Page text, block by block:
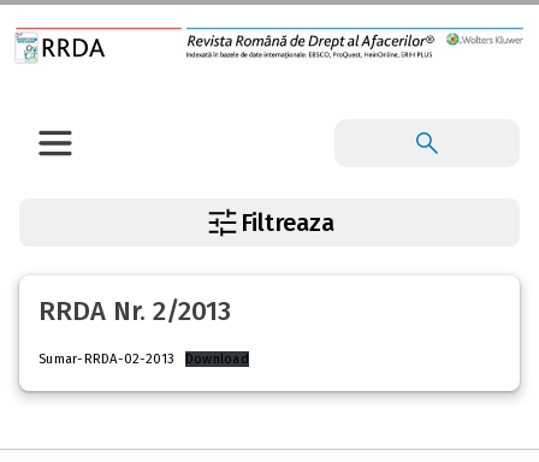
Filtreaza
RRDA Nr. 2/2013
Sumar-RRDA-02-2013 Download